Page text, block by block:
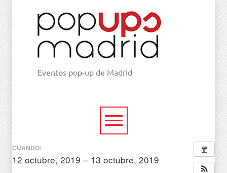
Eventos pop-up de Madrid
CUANDO:
12 octubre, 2019 – 13 octubre, 2019